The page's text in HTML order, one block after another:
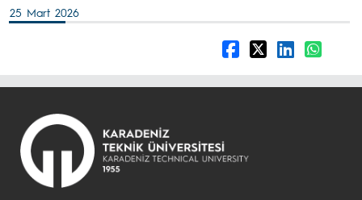
25 Mart 2026